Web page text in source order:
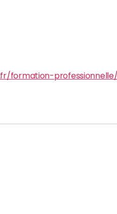
formation-